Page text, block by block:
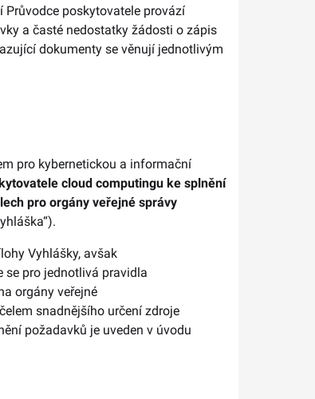
poskytovatele provází
a časté nedostatky žádosti o zápis
dokumenty se věnují jednotlivým
pro kybernetickou a informační
cloud computingu ke splnění
pro orgány veřejné správy
Vyhlášky, avšak
se pro jednotlivá pravidla
orgány veřejné
snadnějšího určení zdroje
požadavků je uveden v úvodu